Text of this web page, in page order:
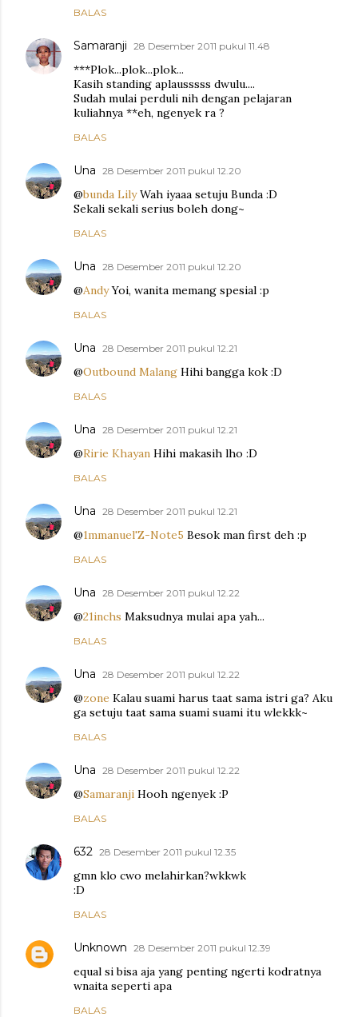
BALAS
Samaranji 28 Desember 2011 pukul 11.48
***Plok...plok...plok...
Kasih standing aplausssss dwulu....
Sudah mulai perduli nih dengan pelajaran
kuliahnya **eh, ngenyek ra ?
BALAS
Una 28 Desember 2011 pukul 12.20
@bunda LilyWah iyaaa setuju Bunda :D
Sekali sekali serius boleh dong~
BALAS
Una 28 Desember 2011 pukul 12.20
@AndyYoi, wanita memang spesial :p
BALAS
Una 28 Desember 2011 pukul 12.21
@Outbound Malang Hihi bangga kok :D
BALAS
Una 28 Desember 2011 pukul 12.21
@Ririe Khayan Hihi makasih lho :D
BALAS
Una 28 Desember 2011 pukul 12.21
@1mmanuel'Z-Note5 Besok man first deh :p
BALAS
Una 28 Desember 2011 pukul 12.22
@21inchs Maksudnya mulai apa yah...
BALAS
Una 28 Desember 2011 pukul 12.22
@zone Kalau suami harus taat sama istri ga? Aku
ga setuju taat sama suami suami itu wlekkk~
BALAS
Una 28 Desember 2011 pukul 12.22
@Samaranji Hooh ngenyek :P
BALAS
632 28 Desember 2011 pukul 12.35
gmn klo cwo melahirkan?wkkwk
:D
BALAS
Unknown 28 Desember 2011 pukul 12.39
equal si bisa aja yang penting ngerti kodratnya
wnaita seperti apa
BALAS